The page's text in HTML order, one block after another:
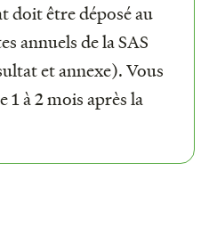
doit être déposé au
annuels de la SAS
et annexe). Vous
1 à 2 mois après la